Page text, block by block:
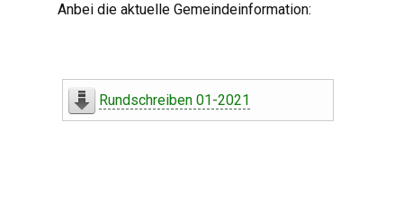
Anbei die aktuelle Gemeindeinformation:
Rundschreiben 01-2021